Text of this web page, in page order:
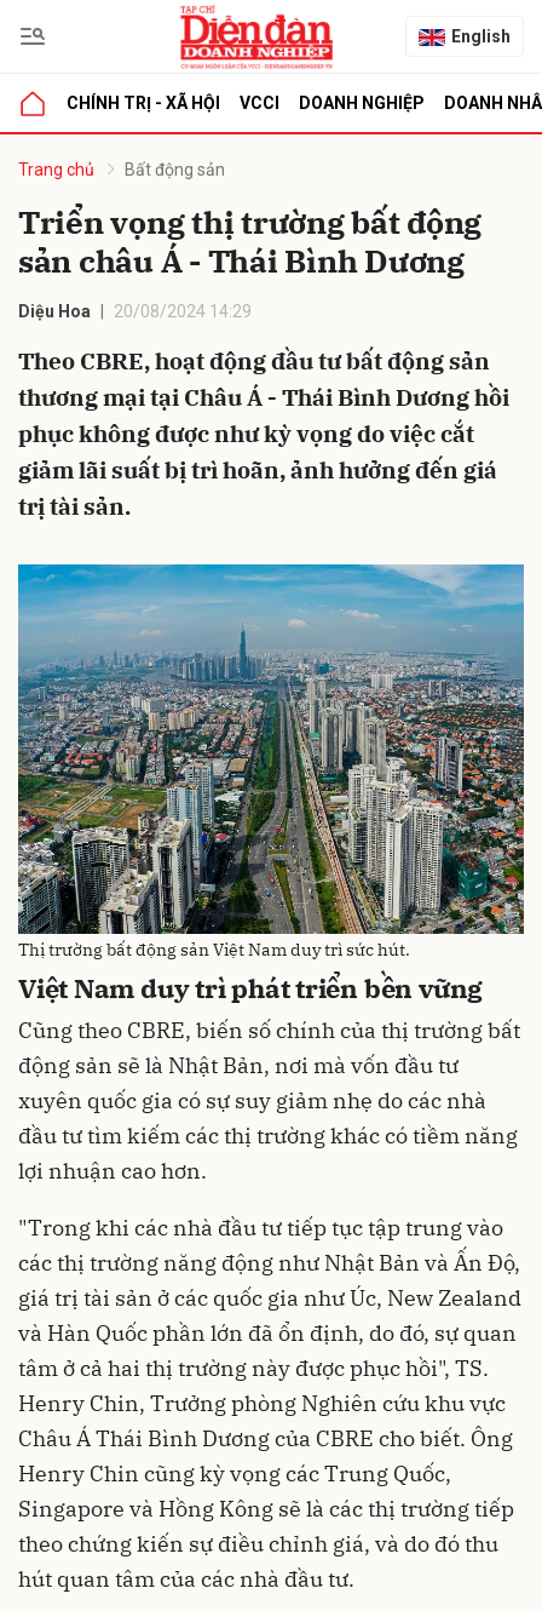
English
CHÍNH TRỊ - XÃ HỘI VCCI DOANH NGHIỆP DOANH
Trang chủ Bất động sản
Triển vọng thị trường bất động
sản châu Á - Thái Bình Dương
Diệu Hoa 20/08/2024 14:29
Theo CBRE, hoạt động đầu tư bất động sản
thương mại tại Châu Á - Thái Bình Dương hồi
phục không được như kỳ vọng do việc cắt
giảm lãi suất bị trì hoãn, ảnh hưởng đến giá
trị tài sản.
Thị trường bất động sản Việt Nam duy trì sức hút.
Việt Nam duy trì phát triển bền vững
Cũng theo CBRE, biến số chính của thị trường bất
động sản sẽ là Nhật Bản, nơi mà vốn đầu tư
xuyên quốc gia có sự suy giảm nhẹ do các nhà
đầu tư tìm kiếm các thị trường khác có tiềm năng
lợi nhuận cao hơn.
"Trong khi các nhà đầu tư tiếp tục tập trung vào
các thị trường năng động như Nhật Bản và Ấn Độ,
giá trị tài sản ở các quốc gia như Úc, New Zealand
và Hàn Quốc phần lớn đã ổn định, do đó, sự quan
tâm ở cả hai thị trường này được phục hồi", TS.
Henry Chin, Trưởng phòng Nghiên cứu khu vực
Châu Á Thái Bình Dương của CBRE cho biết. Ông
Henry Chin cũng kỳ vọng các Trung Quốc,
Singapore và Hồng Kông sẽ là các thị trường tiếp
theo chứng kiến ​​sự điều chỉnh giá, và do đó thu
hút quan tâm của các nhà đầu tư.
luận
Hủy